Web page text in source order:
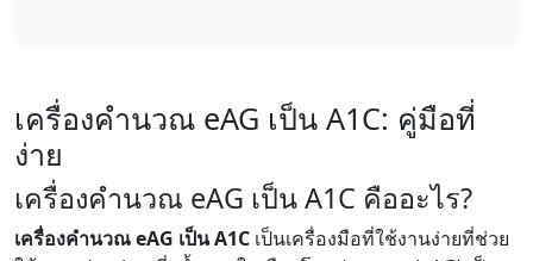
เครื่องคำนวณ eAG เป็น A1C: คู่มือที่
ง่าย
เครื่องคำนวณ eAG เป็น A1C คืออะไร?
เครื่องคำนวณ eAG เป็น A1C เป็นเครื่องมือที่ใช้งานง่ายที่ช่วย